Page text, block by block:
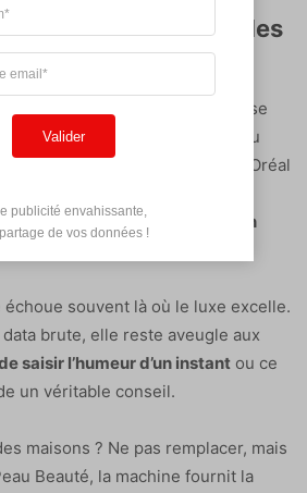
: un génie des
des émotions
s’impose comme une promesse
nos désirs dans l’univers du
Prenez Beauty Genius de L’Oréal
des millions de données pour
produit d’une précision
échoue souvent là où le luxe excelle.
data brute, elle reste aveugle aux
saisir l’humeur d’un instant ou ce
un véritable conseil.
maisons ? Ne pas remplacer, mais
Beauté, la machine fournit la
Valider
publicité envahissante,
de vos données !